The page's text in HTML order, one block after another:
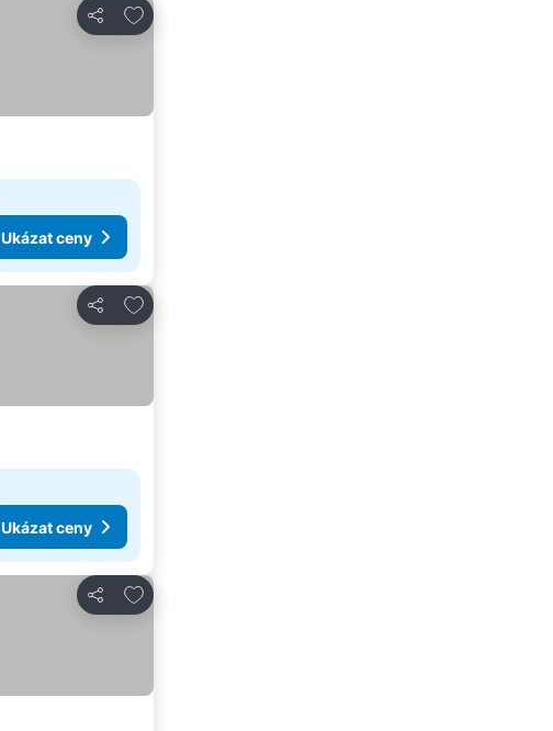
Sdílet
Přidat na seznam oblíbených hotelů
Ukázat ceny
Sdílet
Přidat na seznam oblíbených hotelů
Ukázat ceny
Sdílet
Přidat na seznam oblíbených hotelů